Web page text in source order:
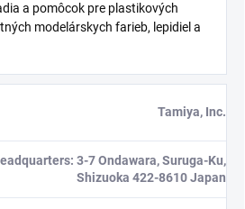
a pomôcok pre plastikových
modelárskych farieb, lepidiel a
Tamiya, Inc.
3-7 Ondawara, Suruga-Ku,
Shizuoka 422-8610 Japan